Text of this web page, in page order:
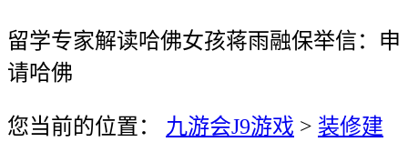
留学专家解读哈佛女孩蒋雨融保举信：申
请哈佛
您当前的位置： 九游会J9游戏 > 装修建